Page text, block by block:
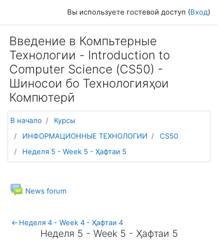
Вы используете гостевой доступ (Вход)
Введение в Компьтерные
Технологии - Introduction to
Computer Science (СS50) -
Шиносои бо Технологияҳои
Компютерӣ
В начало
Курсы
ИНФОРМАЦИОННЫЕ ТЕХНОЛОГИИ
CS50
Неделя 5 - Week 5 - Ҳафтаи 5
ОбщееNews forum
Форум
← Неделя 4 - Week 4 - Ҳафтаи 4
Неделя 5 - Week 5 - Ҳафтаи 5